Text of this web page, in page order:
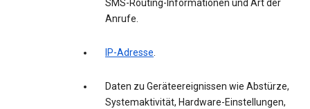
SMS-Routing-Informationen und Art der
Anrufe.
IP-Adresse.
Daten zu Geräteereignissen wie Abstürze,
Systemaktivität, Hardware-Einstellungen,